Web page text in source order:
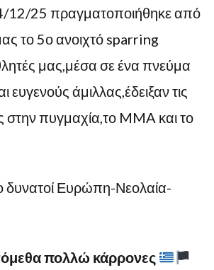
12/25 πραγματοποιήθηκε από
το 5ο ανοιχτό sparring
μας,μέσα σε ένα πνεύμα
ευγενούς άμιλλας,έδειξαν τις
στην πυγμαχία,το MMA και το
δυνατοί Ευρώπη-Νεολαία-
πολλώ κάρρονες